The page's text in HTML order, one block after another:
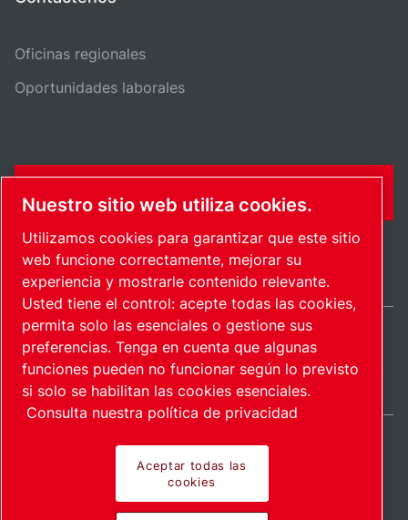
Oficinas regionales
Oportunidades laborales
Mapa del sitioAdministrar cookies© 2026 Derecho de autor.
Mexico / ES
Nuestro sitio web utiliza cookies.
Utilizamos cookies para garantizar que este sitio
web funcione correctamente, mejorar su
experiencia y mostrarle contenido relevante.
Usted tiene el control: acepte todas las cookies,
permita solo las esenciales o gestione sus
preferencias. Tenga en cuenta que algunas
funciones pueden no funcionar según lo previsto
si solo se habilitan las cookies esenciales.
Consulta nuestra política de privacidad
Aceptar todas las
cookies